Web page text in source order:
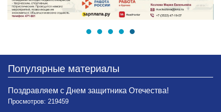
Популярные материалы
Поздравляем с Днем защитника Отечества!
Просмотров: 219459